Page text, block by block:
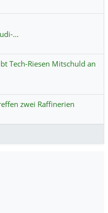
…
Tech-Riesen Mitschuld an
zwei Raffinerien